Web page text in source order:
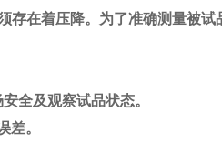
在着压降。为了准确测量被
全及观察试品状态。
差。